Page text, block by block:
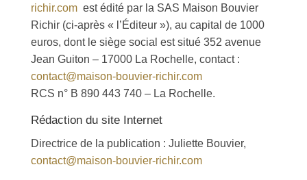
richir.comest édité par la SAS Maison Bouvier
Richir (ci-après « l’Éditeur »), au capital de 1000
euros, dont le siège social est situé 352 avenue
Jean Guiton – 17000 La Rochelle, contact :
contact@maison-bouvier-richir.com
RCS n° B 890 443 740 – La Rochelle.
Rédaction du site Internet
Directrice de la publication : Juliette Bouvier,
contact@maison-bouvier-richir.com